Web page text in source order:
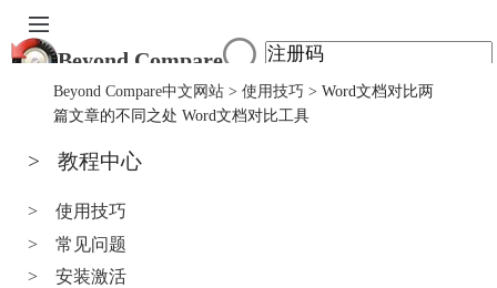
Beyond Compare
首页
服务中心
Beyond Compare中文网站> 使用技巧 > Word文档对比两
篇文章的不同之处 Word文档对比工具
> 教程中心
>
使用技巧
>
常见问题
>
安装激活